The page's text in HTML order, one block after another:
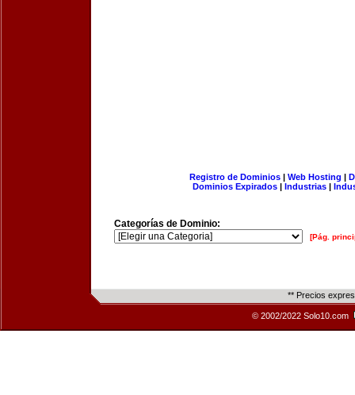
Registro de Dominios| Web Hosting |
Dominios Expirados | Industrias |
Categorías de Dominio:
[Pág.
** Precios
© 2002/2022 Solo10.com